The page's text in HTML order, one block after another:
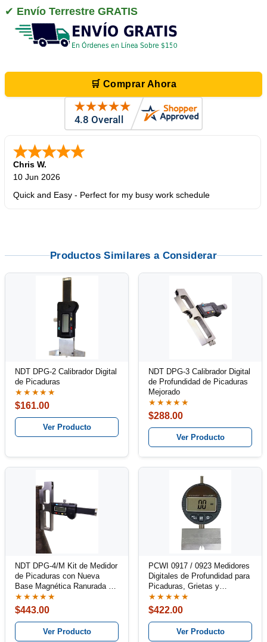
✔ Envío Terrestre GRATIS
🛒 Comprar Ahora
Chris W.
10 Jun 2026
Quick and Easy - Perfect for my busy work schedule
Productos Similares a Considerar
NDT DPG-2 Calibrador Digital
de Picaduras
★★★★★
$161.00
Ver Producto
NDT DPG-3 Calibrador Digital
de Profundidad de Picaduras
Mejorado
★★★★★
$288.00
Ver Producto
NDT DPG-4/M Kit de Medidor
de Picaduras con Nueva
Base Magnética Ranurada en
V
★★★★★
$443.00
Ver Producto
PCWI 0917 / 0923 Medidores
Digitales de Profundidad para
Picaduras, Grietas y
Corrosión
★★★★★
$422.00
Ver Producto